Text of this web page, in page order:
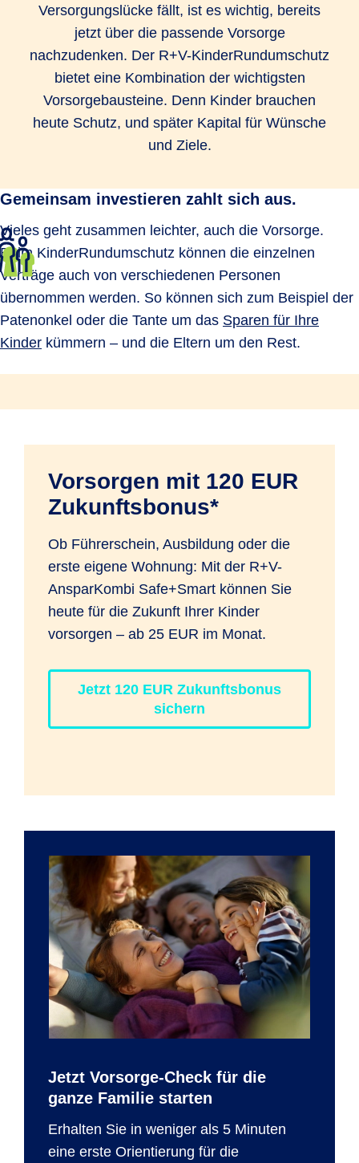
Versorgungslücke fällt, ist es wichtig, bereits
jetzt über die passende Vorsorge
nachzudenken. Der R+V-KinderRundumschutz
bietet eine Kombination der wichtigsten
Vorsorgebausteine. Denn Kinder brauchen
heute Schutz, und später Kapital für Wünsche
und Ziele.
Gemeinsam investieren zahlt sich aus.
Vieles geht zusammen leichter, auch die Vorsorge.
Beim KinderRundumschutz können die einzelnen
Verträge auch von verschiedenen Personen
übernommen werden. So können sich zum Beispiel der
Patenonkel oder die Tante um das Sparen für Ihre
Kinder kümmern – und die Eltern um den Rest.
Vorsorgen mit 120 EUR
Zukunftsbonus*
Ob Führerschein, Ausbildung oder die
erste eigene Wohnung: Mit der R+V-
AnsparKombi Safe+Smart können Sie
heute für die Zukunft Ihrer Kinder
vorsorgen – ab 25 EUR im Monat.
Jetzt 120 EUR Zukunftsbonus
sichern
Jetzt Vorsorge-Check für die
ganze Familie starten
Erhalten Sie in weniger als 5 Minuten
eine erste Orientierung für die